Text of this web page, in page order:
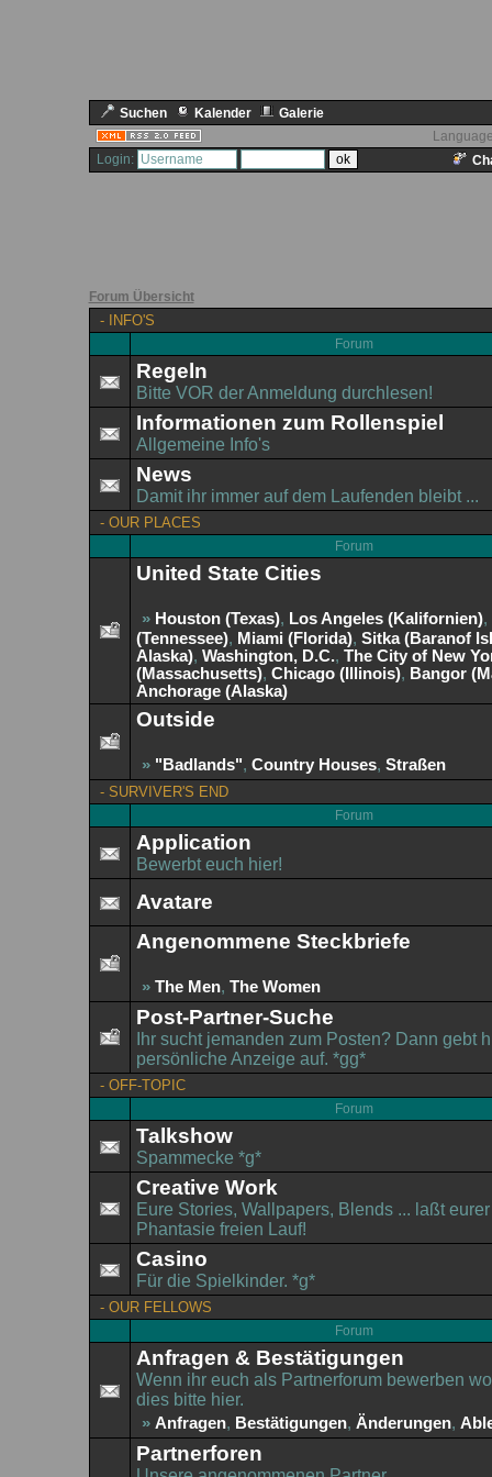
Suchen Kalender
Galerie
Login:
Forum Übersicht
- INFO'S
Forum
Regeln
Bitte VOR der Anmeldung durchlesen!
Informationen zum Rollenspiel
Allgemeine Info's
News
Damit ihr immer auf dem Laufenden bleibt ...
- OUR PLACES
Forum
United State Cities
» Houston (Texas), Los Angeles (Kalifornien),
(Tennessee), Miami (Florida), Sitka (Baranof
Alaska), Washington, D.C., The City of New
(Massachusetts), Chicago (Illinois), Bangor
Anchorage (Alaska)
Outside
» "Badlands", Country Houses, Straßen
- SURVIVER'S END
Forum
Application
Bewerbt euch hier!
Avatare
Angenommene Steckbriefe
» The Men, The Women
Post-Partner-Suche
Ihr sucht jemanden zum Posten? Dann gebt
persönliche Anzeige auf. *gg*
- OFF-TOPIC
Forum
Talkshow
Spammecke *g*
Creative Work
Eure Stories, Wallpapers, Blends ... laßt eurer
Phantasie freien Lauf!
Casino
Für die Spielkinder. *g*
- OUR FELLOWS
Forum
Anfragen & Bestätigungen
Wenn ihr euch als Partnerforum bewerben
dies bitte hier.
» Anfragen, Bestätigungen, Änderungen,
Partnerforen